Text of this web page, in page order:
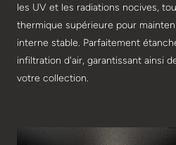
les UV et les radiations nocives,
thermique supérieure pour
interne stable. Parfaitement
infiltration d'air, garantissant ainsi
votre collection.